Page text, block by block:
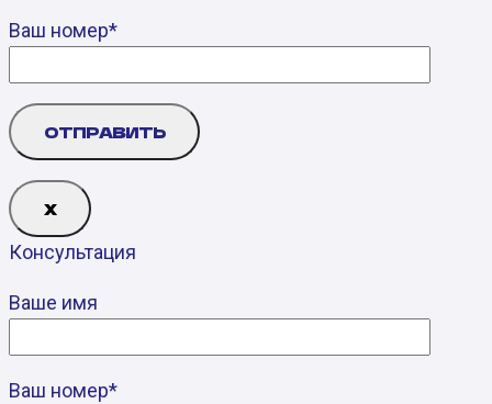
Ваш номер*
Х
Консультация
Ваше имя
Ваш номер*